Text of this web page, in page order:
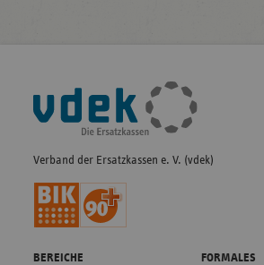
Fußleisten-
Navigation
Verband der Ersatzkassen e. V. (vdek)
BEREICHE FORMALES